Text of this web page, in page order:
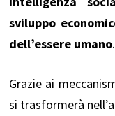
sviluppo
dell’essere umano.
Grazie ai
si trasformerà